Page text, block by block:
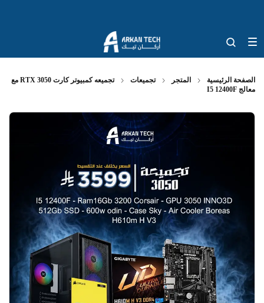
الصفحة الرئيسية المتجر تجميعات
تجميعه كمبيوتر كارت RTX 3050 مع
معالج I5 12400F